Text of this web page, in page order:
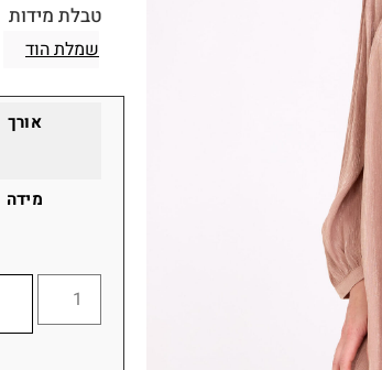
טבלת מידות
שמלת הוד
אורך
מידה